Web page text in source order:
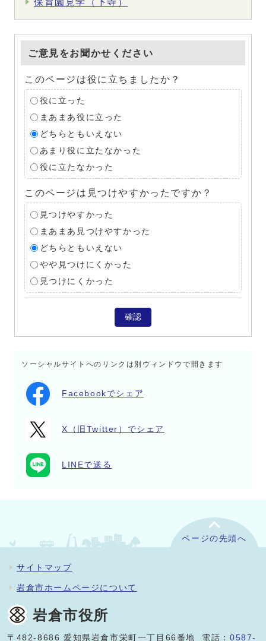
ご意見をお聞かせください
このページは役に立ちましたか？
役に立った
まあまあ役に立った
どちらともいえない
あまり役に立たなかった
役に立たなかった
このページは見つけやすかったですか？
見つけやすかった
まあまあ見つけやすかった
どちらともいえない
やや見つけにくかった
見つけにくかった
確認
ソーシャルサイトへのリンクは別ウィンドウで開きます
Facebookでシェア
X（旧Twitter）でシェア
LINEで送る
ページの先頭へ
サイトマップ
岩倉市ホームページについて
岩倉市役所
〒482-8686 愛知県岩倉市栄町一丁目66番地 電話：0587-